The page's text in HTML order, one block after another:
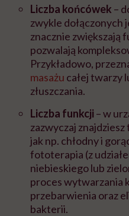
Liczba końcówek –
zwykle dołączonych
znacznie zwiększają
pozwalają
Przykładowo,
masażu całej twarzy
złuszczania.
Liczba funkcji – w
zazwyczaj
jak np. chłodny i
fototerapia (z
niebieskiego lub
proces wytwarzania
przebarwienia oraz
bakterii.